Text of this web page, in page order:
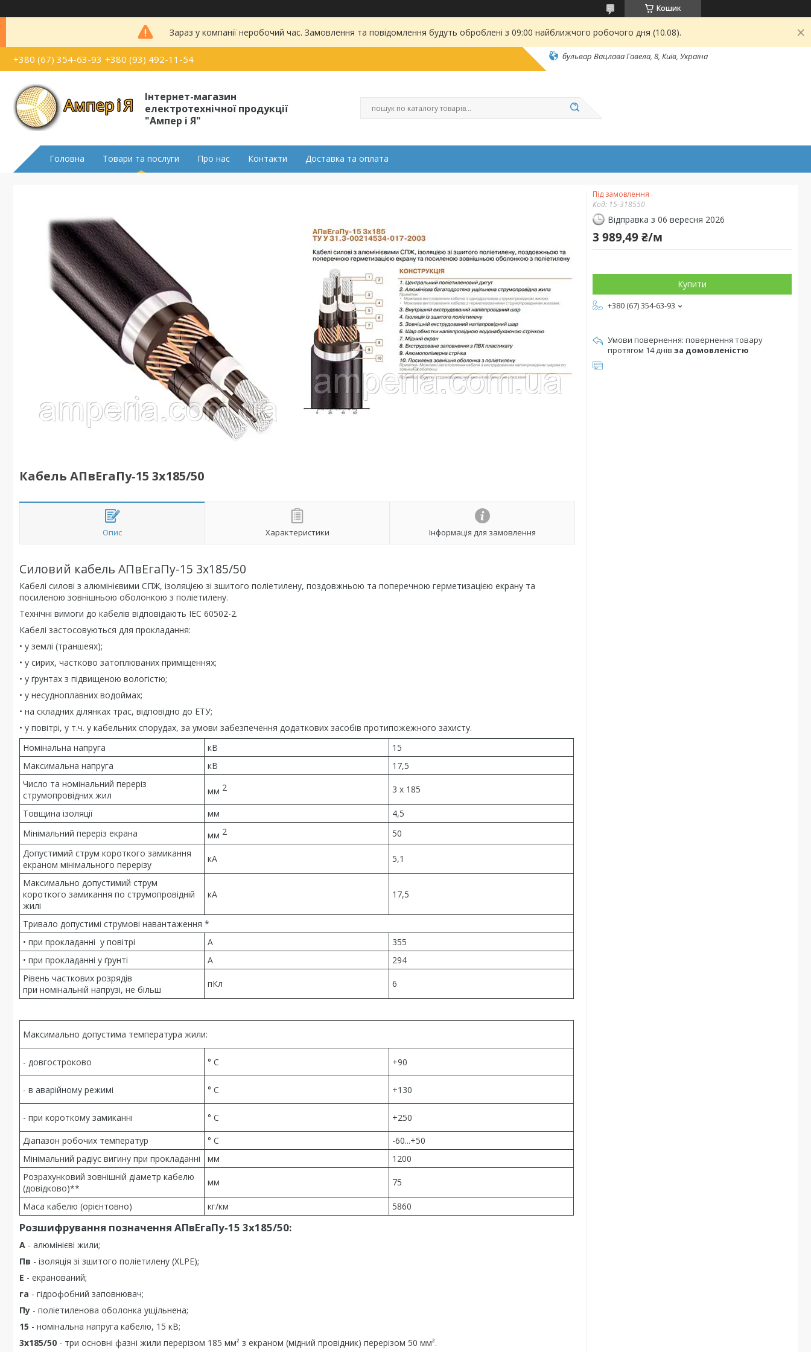
Кошик
Зараз у компанії неробочий час. Замовлення та повідомлення будуть оброблені з 09:00 найближчого робочого дня (10.08).
+380 (67) 354-63-93 +380 (93) 492-11-54 бульвар Вацлава Гавела, 8, Київ, Україна
Інтернет-магазин
електротехнічної продукції
"Ампер і Я"
Головна Товари та послуги Про нас Контакти Доставка та оплата
Кабель АПвЕгаПу‑15 3х185/50
Опис Характеристики Інформація для замовлення
Силовий кабель АПвЕгаПу-15 3х185/50
Кабелі силові з алюмінієвими СПЖ, ізоляцією зі зшитого поліетилену, поздовжньою та поперечною герметизацією екрану та
посиленою зовнішньою оболонкою з поліетилену.
Технічні вимоги до кабелів відповідають IEC 60502-2.
Кабелі застосовуються для прокладання:
• у землі (траншеях);
• у сирих, частково затоплюваних приміщеннях;
• у ґрунтах з підвищеною вологістю;
• у несудноплавних водоймах;
• на складних ділянках трас, відповідно до ЕТУ;
• у повітрі, у т.ч. у кабельних спорудах, за умови забезпечення додаткових засобів протипожежного захисту.
Номінальна напруга
кВ
15
Максимальна напруга
кВ
17,5
Число та номінальний переріз
струмопровідних жил
мм 2 3 x 185
Товщина ізоляції мм
4,5
Мінімальний переріз екрана
мм 2
50
Допустимий струм короткого замикання
екраном мінімального перерізу
кА 5,1
Максимально допустимий струм
короткого замикання по струмопровідній
жилі
кА 17,5
Тривало допустимі струмові навантаження *
• при прокладанні у повітрі
А
355
• при прокладанні у ґрунті
А
294
Рівень часткових розрядів
при номінальній напрузі, не більш
пКл 6
Максимально допустима температура жили:
- довгостроково ° С +90
- в аварійному режимі ° С +130
- при короткому замиканні ° С
+250
Діапазон робочих температур
° С
-60...+50
Мінімальний радіус вигину при прокладанні
мм
1200
Розрахунковий зовнішній діаметр кабелю
(довідково)**
мм 75
Маса кабелю (орієнтовно) кг/км 5860
Розшифрування позначення АПвЕгаПу‑15 3х185/50:
А - алюмінієві жили;
Пв - ізоляція зі зшитого поліетилену (XLPE);
Е - екранований;
га - гідрофобний заповнювач;
Пу - поліетиленова оболонка ущільнена;
15 - номінальна напруга кабелю, 15 кВ;
3х185/50 - три основні фазні жили перерізом 185 мм² з екраном (мідний провідник) перерізом 50 мм².
Під замовлення
Код: 15-318550
Відправка з 06 вересня 2026
3 989,49 ₴/м
Купити
+380 (67) 354-63-93
повернення товару
протягом 14 днів за домовленістю